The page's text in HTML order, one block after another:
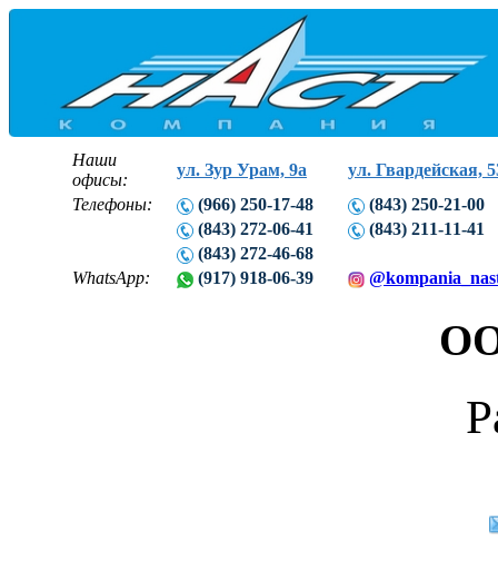
Наши
офисы:
ул. Зур Урам, 9а
ул. Гвардейская,
Телефоны:
(966) 250-17-48
(843) 250-21-00
(843) 272-06-41
(843) 211-11-41
(843) 272-46-68
WhatsApp:
(917) 918-06-39